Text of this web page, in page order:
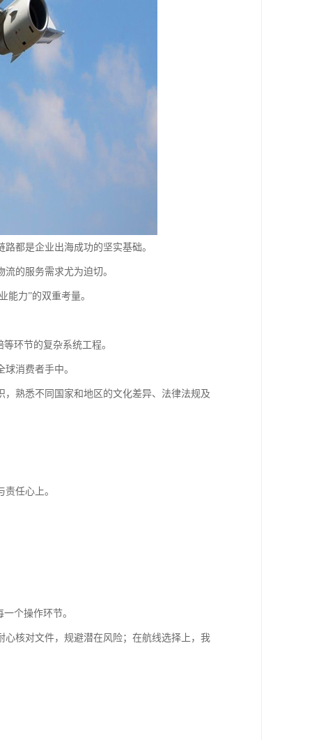
都是企业出海成功的坚实基础。
的服务需求尤为迫切。
能力”的双重考量。
环节的复杂系统工程。
消费者手中。
熟悉不同国家和地区的文化差异、法律法规及
任心上。
个操作环节。
核对文件，规避潜在风险；在航线选择上，我